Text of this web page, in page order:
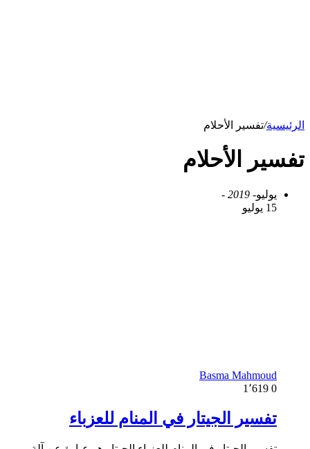
الرئيسية/تفسير الأحلام
تفسير الأحلام
يوليو- 2019 -
15 يوليو
Basma Mahmoud
0
تفسير الجيتار في المنام للعزباء